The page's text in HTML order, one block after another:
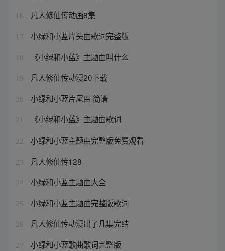
16 凡人修仙传动画8集
17 小绿和小蓝片头曲歌词完整版
18 《小绿和小蓝》主题曲叫什么
19 凡人修仙传动漫20下载
20 小绿和小蓝片尾曲 简谱
21 《小绿和小蓝》主题曲歌词
22 小绿和小蓝主题曲完整版免费观看
23 凡人修仙传128
24 小绿和小蓝主题曲大全
25 小绿和小蓝主题曲完整版歌词
26 凡人修仙传动漫出了几集完结
27 小绿和小蓝歌曲歌词完整版